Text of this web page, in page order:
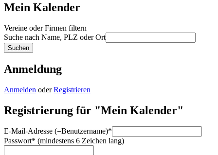
Mein Kalender
Vereine oder Firmen filtern
Suche nach Name, PLZ oder Ort
Anmeldung
Anmelden oderRegistrieren
Registrierung für "Mein Kalender"
E-Mail-Adresse (=Benutzername)*
Passwort* (mindestens 6 Zeichen lang)